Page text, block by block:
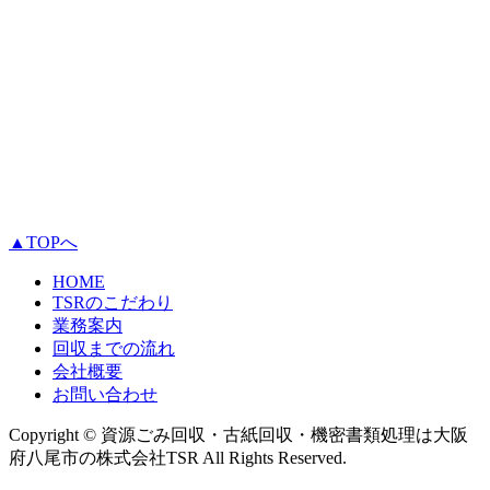
▲TOPへ
HOME
TSRのこだわり
業務案内
回収までの流れ
会社概要
お問い合わせ
Copyright © 資源ごみ回収・古紙回収・機密書類処理は大阪
府八尾市の株式会社TSR All Rights Reserved.